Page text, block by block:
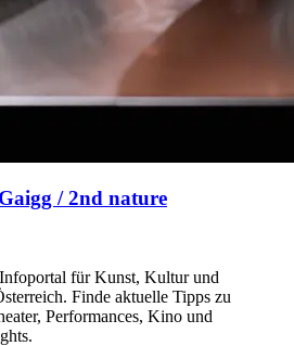
/ 2nd nature
für Kunst, Kultur und
Finde aktuelle Tipps zu
Performances, Kino und